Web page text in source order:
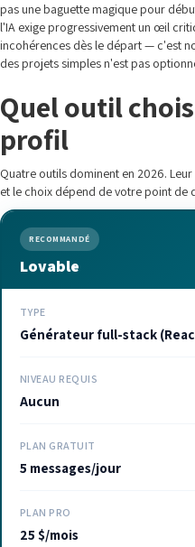
pas une baguette magique pour
l'IA exige progressivement un œil
incohérences dès le départ — c'est
des projets simples n'est pas
Quel outil
profil
Quatre outils dominent en 2026.
et le choix dépend de votre point de
RECOMMANDÉ
Lovable
TYPE
Générateur full-stack
NIVEAU REQUIS
Aucun
PLAN GRATUIT
5 messages/jour
PLAN PRO
25 $/mois